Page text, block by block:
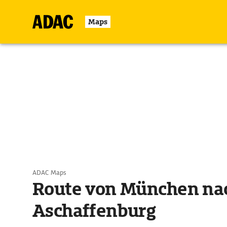
Maps
ADAC Maps
Route von München
Aschaffenburg